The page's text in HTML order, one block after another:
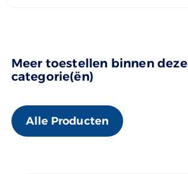
Meer toestellen binnen deze
categorie(ën)
Alle Producten